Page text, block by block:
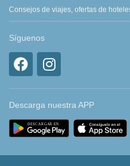
Consejos de viajes, ofertas de
Síguenos
Descarga nuestra APP